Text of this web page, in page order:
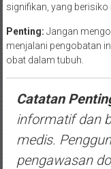
signifikan, yang
Penting: Jangan
menjalani pengobatan
obat dalam tubuh.
Catatan
informatif dan
medis.
pengawasan